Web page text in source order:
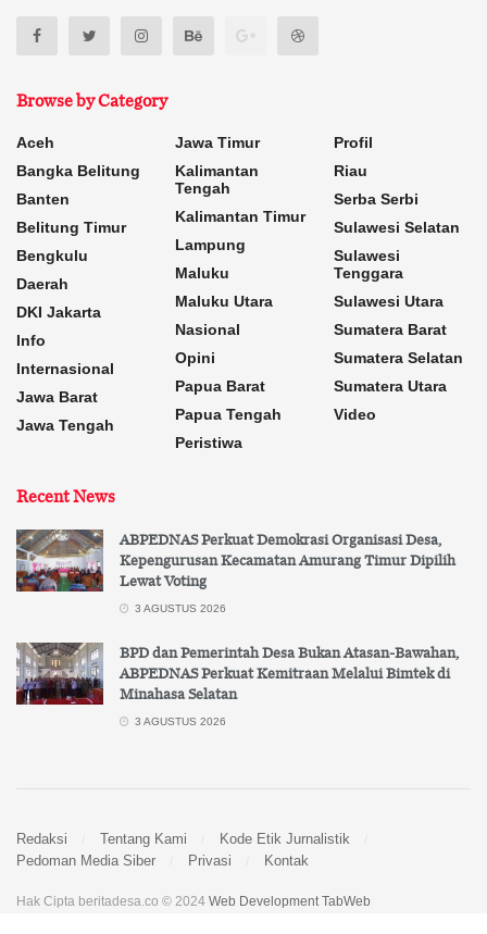
Browse by Category
Aceh
Bangka Belitung
Banten
Belitung Timur
Bengkulu
Daerah
DKI Jakarta
Info
Internasional
Jawa Barat
Jawa Tengah
Jawa Timur
Kalimantan
Tengah
Kalimantan Timur
Lampung
Maluku
Maluku Utara
Nasional
Opini
Papua Barat
Papua Tengah
Peristiwa
Profil
Riau
Serba Serbi
Sulawesi Selatan
Sulawesi
Tenggara
Sulawesi Utara
Sumatera Barat
Sumatera Selatan
Sumatera Utara
Video
Recent News
ABPEDNAS Perkuat Demokrasi Organisasi Desa,
Kepengurusan Kecamatan Amurang Timur Dipilih
Lewat Voting
3 AGUSTUS 2026
BPD dan Pemerintah Desa Bukan Atasan-Bawahan,
ABPEDNAS Perkuat Kemitraan Melalui Bimtek di
Minahasa Selatan
3 AGUSTUS 2026
Redaksi Tentang Kami
Kode Etik Jurnalistik
Pedoman Media Siber
Privasi Kontak
Hak Cipta beritadesa.co © 2024 Web Development TabWeb